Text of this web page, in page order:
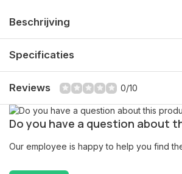
Beschrijving
Specificaties
Reviews 0/10
Do you have a question about
Our employee is happy to help you find